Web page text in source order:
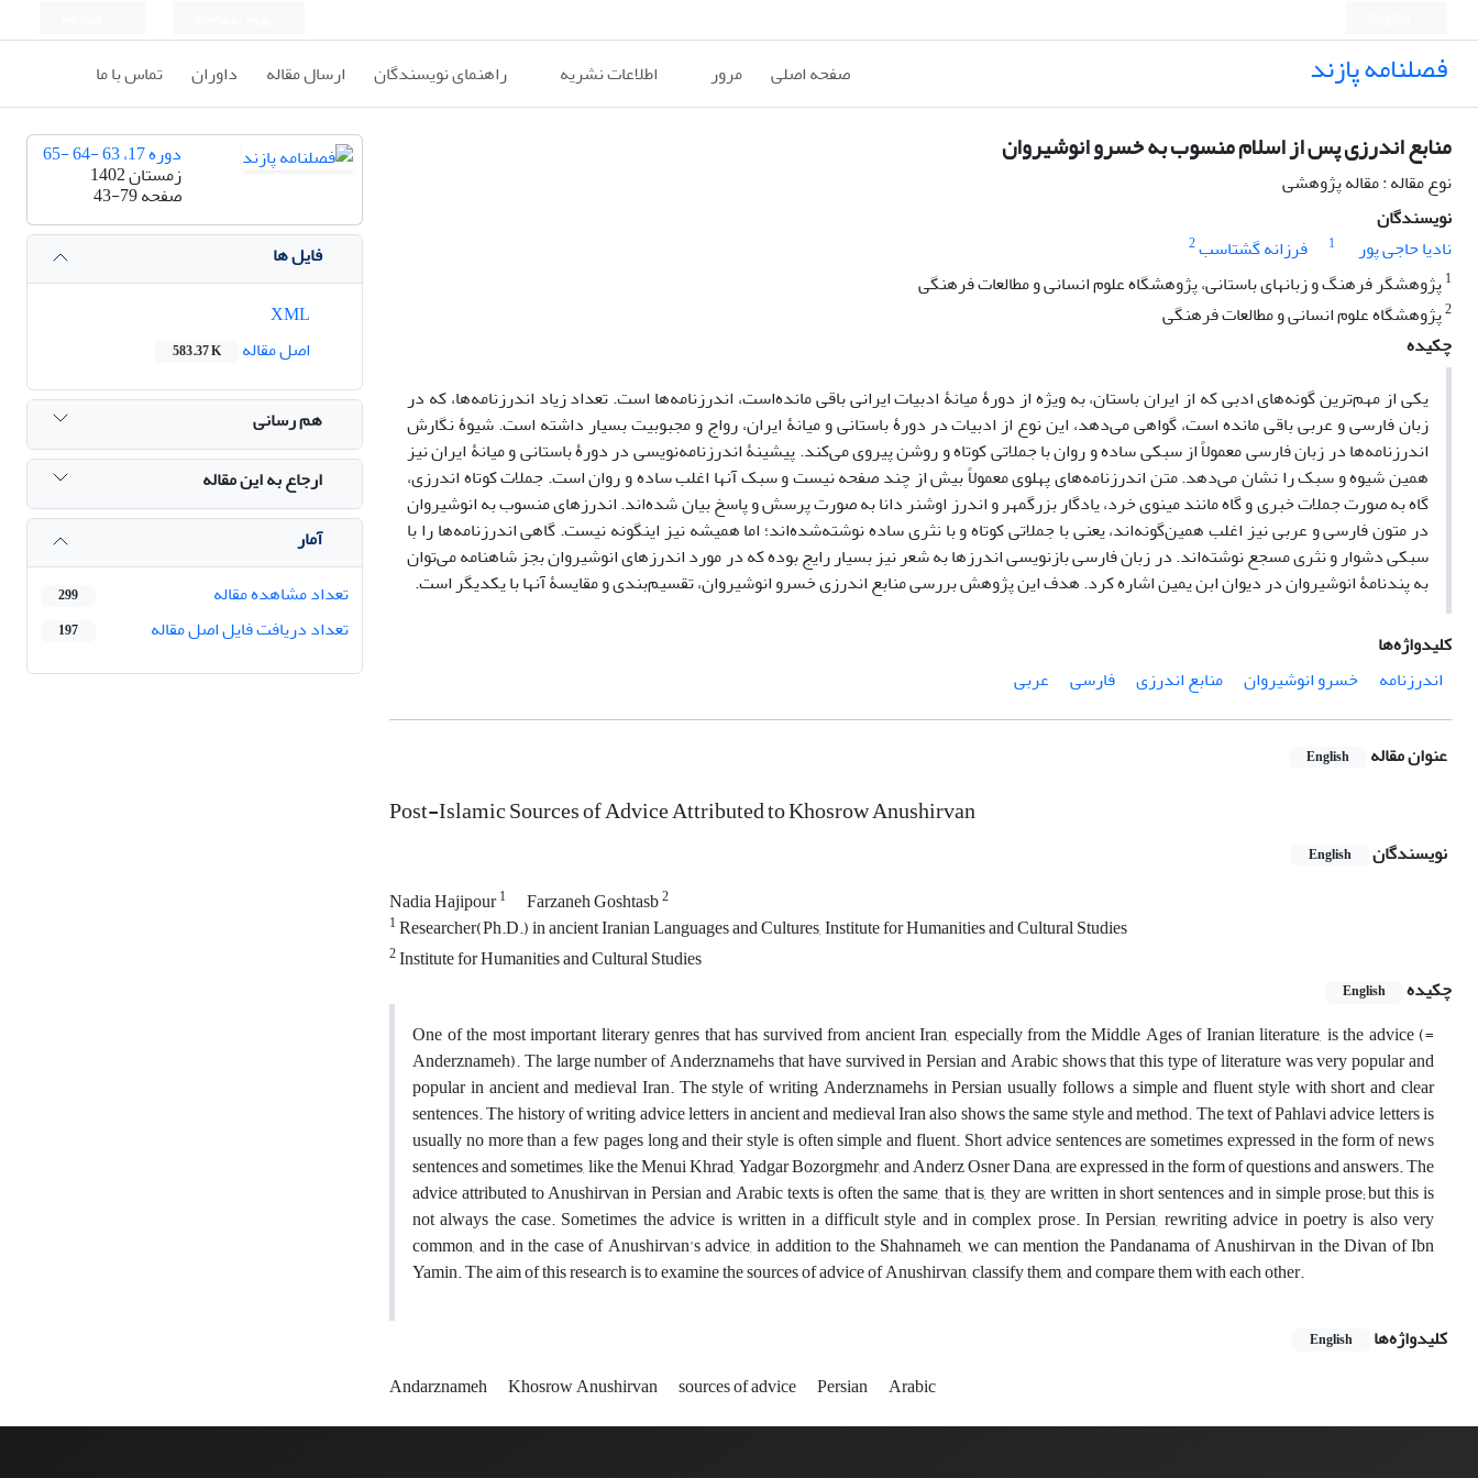
فصلنامه پازند صفحه اصلی مرور اطلاعات نشریه راهنمای نویسندگان ارسال مقاله داوران تماس با ما
منابع اندرزی پس از اسلام منسوب به خسرو انوشیروان
نوع مقاله : مقاله پژوهشی
نویسندگان
نادیا حاجی پور
1 فرزانه گشتاسب2
1پژوهشگر فرهنگ و زبانهای باستانی، پژوهشگاه علوم انسانی و مطالعات فرهنگی
2پژوهشگاه علوم انسانی و مطالعات فرهنگی
چکیده
یکی از مهم‌ترین گونه‌های ادبی که از ایران باستان، به ویژه از دورۀ میانۀ ادبیات ایرانی باقی مانده‌است، اندرزنامه‌ها است. تعداد زیاد اندرزنامه‌ها، که در
زبان فارسی و عربی باقی مانده است، گواهی می‌دهد، این نوع از ادبیات در دورۀ باستانی و میانۀ ایران، رواج و مجبوبیت بسیار داشته است. شیوۀ نگارش
اندرزنامه‌ها در زبان فارسی معمولاً از سبکی ساده و روان با جملاتی کوتاه و روشن پیروی می‌کند. پیشینۀ اندرزنامه‌نویسی در دورۀ باستانی و میانۀ ایران نیز
همین شیوه و سبک را نشان می‌دهد. متن اندرزنامه‌های پهلوی معمولاً بیش از چند صفحه نیست و سبک آنها اغلب ساده و روان است. جملات کوتاه اندرزی،
گاه به صورت جملات خبری و گاه مانند مینوی خرد، یادگار بزرگمهر و اندرز اوشنر دانا به صورت پرسش و پاسخ بیان شده‌اند. اندرزهای منسوب به انوشیروان
در متون فارسی و عربی نیز اغلب همین‌گونه‌اند، یعنی با جملاتی کوتاه و با نثری ساده نوشته‌شده‌اند؛ اما همیشه نیز اینگونه نیست. گاهی اندرزنامه‌ها را با
سبکی دشوار و نثری مسجع نوشته‌اند. در زبان فارسی بازنویسی اندرزها به شعر نیز بسیار رایج بوده که در مورد اندرزهای انوشیروان بجز شاهنامه می‌توان
به پندنامۀ انوشیروان در دیوان ابن یمین اشاره کرد. هدف این پژوهش بررسی منابع اندرزی خسرو انوشیروان، تقسیم‌بندی و مقایسۀ آنها با یکدیگر است.
کلیدواژه‌ها
اندرزنامه
خسرو انوشیروان منابع اندرزی فارسی عربی
عنوان مقاله English
Post-Islamic Sources of Advice Attributed to Khosrow Anushirvan
نویسندگان English
Nadia Hajipour1 Farzaneh Goshtasb2
1Researcher(Ph.D.) in ancient Iranian Languages and Cultures, Institute for Humanities and Cultural Studies
2Institute for Humanities and Cultural Studies
چکیده
English
One of the most important literary genres that has survived from ancient Iran, especially from the Middle Ages of Iranian literature, is the advice (=
Anderznameh). The large number of Anderznamehs that have survived in Persian and Arabic shows that this type of literature was very popular and
popular in ancient and medieval Iran. The style of writing Anderznamehs in Persian usually follows a simple and fluent style with short and clear
sentences. The history of writing advice letters in ancient and medieval Iran also shows the same style and method. The text of Pahlavi advice letters is
usually no more than a few pages long and their style is often simple and fluent. Short advice sentences are sometimes expressed in the form of news
sentences and sometimes, like the Menui Khrad, Yadgar Bozorgmehr, and Anderz Osner Dana, are expressed in the form of questions and answers. The
advice attributed to Anushirvan in Persian and Arabic texts is often the same, that is, they are written in short sentences and in simple prose; but this is
not always the case. Sometimes the advice is written in a difficult style and in complex prose. In Persian, rewriting advice in poetry is also very
common, and in the case of Anushirvan's advice, in addition to the Shahnameh, we can mention the Pandanama of Anushirvan in the Divan of Ibn
Yamin. The aim of this research is to examine the sources of advice of Anushirvan, classify them, and compare them with each other.
کلیدواژه‌ها
English
Andarznameh Khosrow Anushirvan sources of advice Persian Arabic
دوره 17، 63 -64 -65
زمستان 1402
صفحه43-79
فایل ها
اصل مقاله
583.37 K
هم رسانی
ارجاع به این مقاله
آمار
تعداد مشاهده مقاله
299
تعداد دریافت فایل اصل مقاله 197